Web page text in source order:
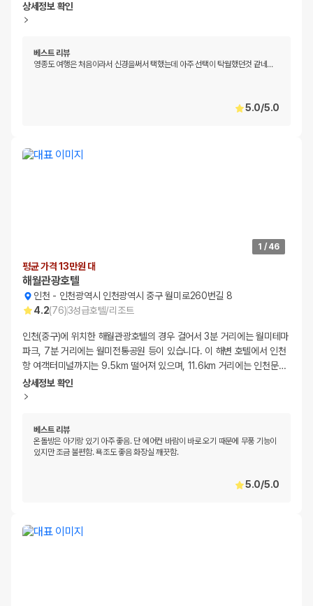
상세정보 확인
베스트 리뷰
영종도 여행은 처음이라서 신경을써서 택했는데 아주 선택이 탁월했던것 같네 …
5.0/5.0
1 / 46
평균 가격 13만원 대
해월관광호텔
인천 - 인천광역시 인천광역시 중구 월미로260번길 8
4.2(76)3성급호텔/리조트
인천(중구)에 위치한 해월관광호텔의 경우 걸어서 3분 거리에는 월미테마
파크, 7분 거리에는 월미전통공원 등이 있습니다. 이 해변 호텔에서 인천
항 여객터미널까지는 9.5km 떨어져 있으며, 11.6km 거리에는 인천문…
상세정보 확인
베스트 리뷰
온돌방은 아기랑 있기 아주 좋음. 단 에어컨 바람이 바로 오기 때문에 무풍 기능이
있지만 조금 불편함. 욕조도 좋음 화장실 깨끗함.
5.0/5.0